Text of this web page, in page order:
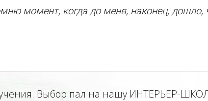
момент, когда до меня, наконец, дошло,
Выбор пал на нашу ИНТЕРЬЕР-